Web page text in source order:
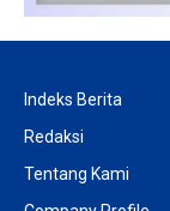
Indeks Berita
Redaksi
Tentang Kami